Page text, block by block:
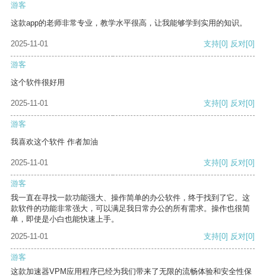
游客
这款app的老师非常专业，教学水平很高，让我能够学到实用的知识。
2025-11-01 支持[0] 反对[0]
游客
这个软件很好用
2025-11-01 支持[0] 反对[0]
游客
我喜欢这个软件 作者加油
2025-11-01 支持[0] 反对[0]
游客
我一直在寻找一款功能强大、操作简单的办公软件，终于找到了它。这
款软件的功能非常强大，可以满足我日常办公的所有需求。操作也很简
单，即使是小白也能快速上手。
2025-11-01
支持[0] 反对[0]
游客
这款加速器VPM应用程序已经为我们带来了无限的流畅体验和安全性保